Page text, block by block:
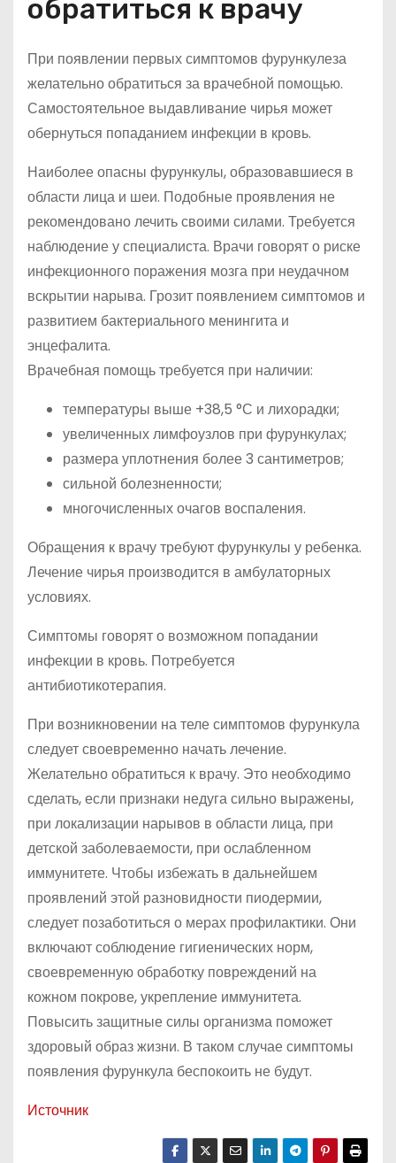
обратиться к врачу
При появлении первых симптомов фурункулеза
желательно обратиться за врачебной помощью.
Самостоятельное выдавливание чирья может
обернуться попаданием инфекции в кровь.
Наиболее опасны фурункулы, образовавшиеся в
области лица и шеи. Подобные проявления не
рекомендовано лечить своими силами. Требуется
наблюдение у специалиста. Врачи говорят о риске
инфекционного поражения мозга при неудачном
вскрытии нарыва. Грозит появлением симптомов и
развитием бактериального менингита и
энцефалита.
Врачебная помощь требуется при наличии:
температуры выше +38,5 °С и лихорадки;
увеличенных лимфоузлов при фурункулах;
размера уплотнения более 3 сантиметров;
сильной болезненности;
многочисленных очагов воспаления.
Обращения к врачу требуют фурункулы у ребенка.
Лечение чирья производится в амбулаторных
условиях.
Симптомы говорят о возможном попадании
инфекции в кровь. Потребуется
антибиотикотерапия.
При возникновении на теле симптомов фурункула
следует своевременно начать лечение.
Желательно обратиться к врачу. Это необходимо
сделать, если признаки недуга сильно выражены,
при локализации нарывов в области лица, при
детской заболеваемости, при ослабленном
иммунитете. Чтобы избежать в дальнейшем
проявлений этой разновидности пиодермии,
следует позаботиться о мерах профилактики. Они
включают соблюдение гигиенических норм,
своевременную обработку повреждений на
кожном покрове, укрепление иммунитета.
Повысить защитные силы организма поможет
здоровый образ жизни. В таком случае симптомы
появления фурункула беспокоить не будут.
Источник